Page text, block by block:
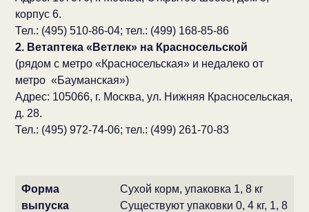
корпус 6.
Тел.: (495) 510-86-04; тел.: (499) 168-85-86
2. Ветаптека «Ветлек» на Красносельской
(рядом с метро «Красносельская» и недалеко от
метро «Бауманская»)
Адрес: 105066, г. Москва, ул. Нижняя Красносельская,
д. 28.
Тел.: (495) 972-74-06; тел.: (499) 261-70-83
Форма
выпуска
Сухой корм, упаковка 1, 8 кг
Существуют упаковки 0, 4 кг, 1, 8